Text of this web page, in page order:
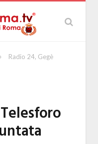
Radio 24, Gegè